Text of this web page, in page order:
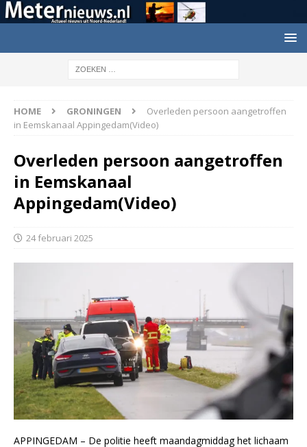
HOME GRONINGEN
Overleden persoon aangetroffen
in Eemskanaal Appingedam(Video)
Overleden persoon aangetroffen
in Eemskanaal
Appingedam(Video)
24 februari 2025
APPINGEDAM – De politie heeft maandagmiddag het lichaam